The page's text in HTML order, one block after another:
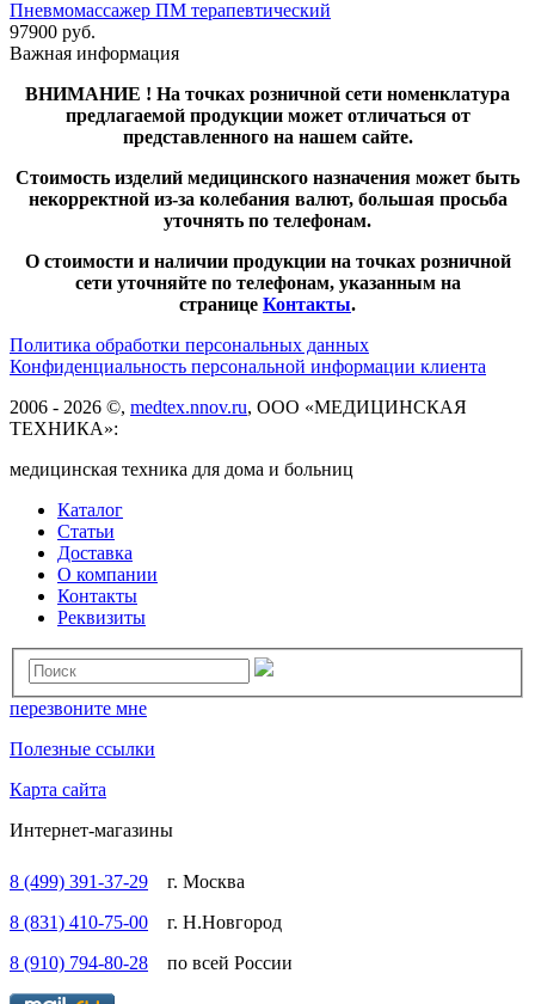
Пневмомассажер ПМ терапевтический
97900 руб.
Важная информация
ВНИМАНИЕ ! На точках розничной сети номенклатура
предлагаемой продукции может отличаться от
представленного на нашем сайте.
Стоимость изделий медицинского назначения может быть
некорректной из-за колебания валют, большая просьба
уточнять по телефонам.
О стоимости и наличии продукции на точках розничной
сети уточняйте по телефонам, указанным на
странице Контакты.
Политика обработки персональных данных
Конфиденциальность персональной информации клиента
2006 - 2026 ©, medtex.nnov.ru, ООО «МЕДИЦИНСКАЯ
ТЕХНИКА»:
медицинская техника для дома и больниц
Каталог
Статьи
Доставка
О компании
Контакты
Реквизиты
перезвоните мне
Полезные ссылки
Карта сайта
Интернет-магазины
8 (499) 391-37-29 г. Москва
8 (831) 410-75-00 г. Н.Новгород
8 (910) 794-80-28 по всей России